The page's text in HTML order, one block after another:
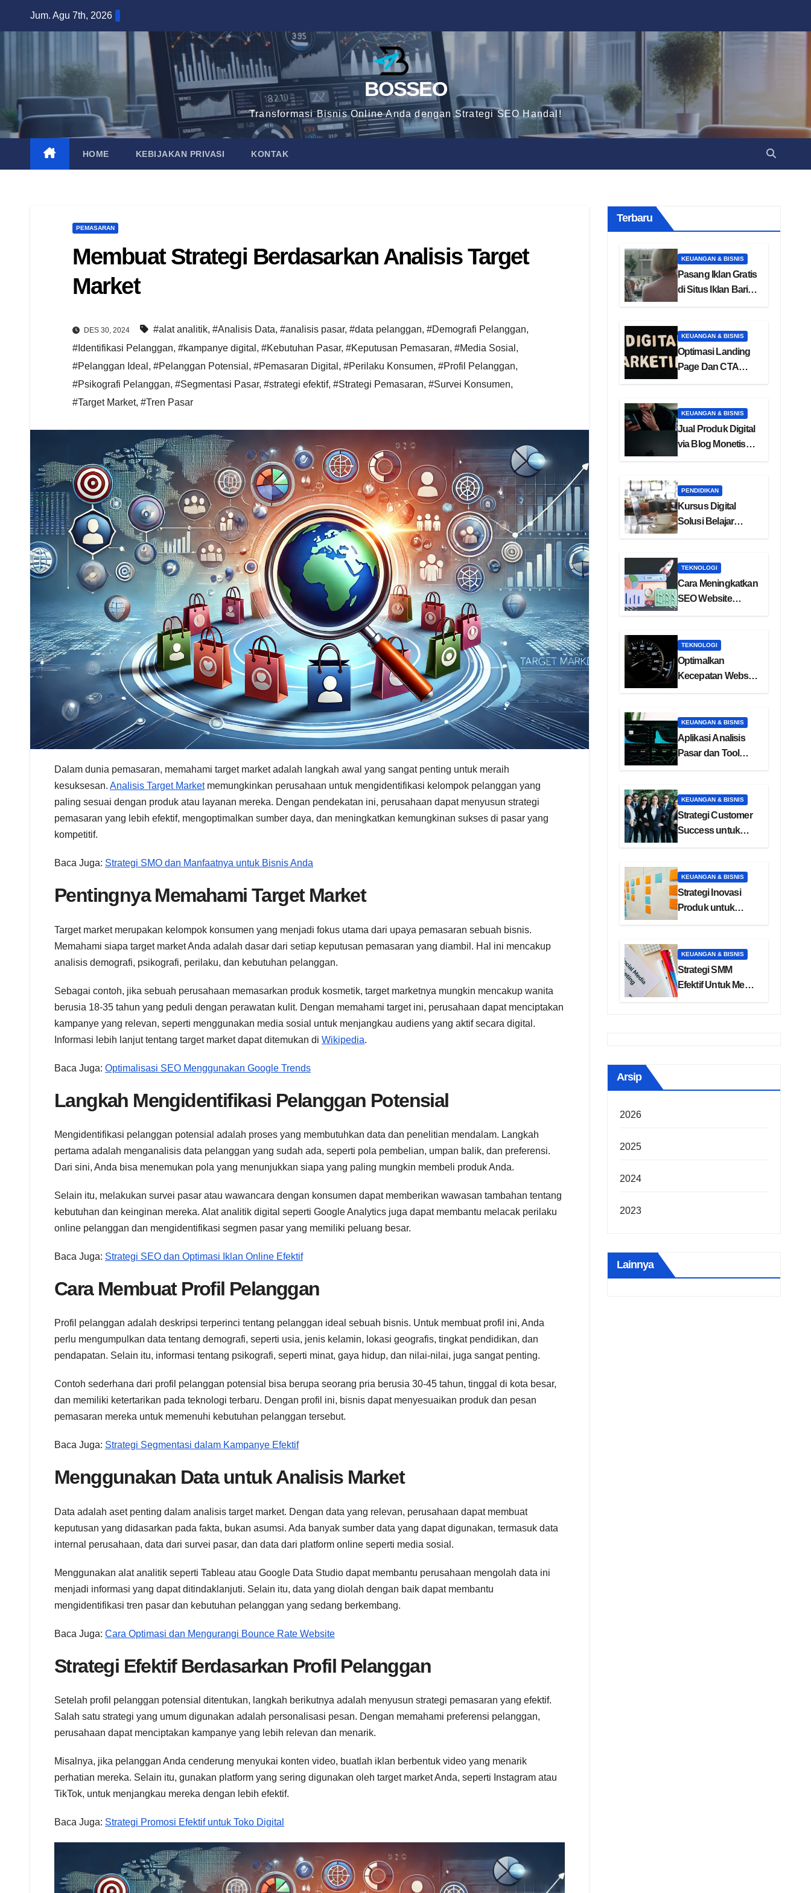
Jum. Agu 7th, 2026
BOSSEO
Transformasi Bisnis Online Anda dengan Strategi SEO Handal!
HOME KEBIJAKAN PRIVASI KONTAK
PEMASARAN
Membuat Strategi Berdasarkan Analisis Target
Market
DES 30, 2024 #alat analitik, #Analisis Data, #analisis pasar, #data pelanggan, #Demografi Pelanggan,
#Identifikasi Pelanggan, #kampanye digital , #Kebutuhan Pasar, #Keputusan Pemasaran, #Media Sosial ,
#Pelanggan Ideal , #Pelanggan Potensial , #Pemasaran Digital , #Perilaku Konsumen, #Profil Pelanggan,
#Psikografi Pelanggan, #Segmentasi Pasar, #strategi efektif, #Strategi Pemasaran, #Survei Konsumen,
#Target Market, #Tren Pasar
Dalam dunia pemasaran, memahami target market adalah langkah awal yang sangat penting untuk meraih
kesuksesan. Analisis Target Marketmemungkinkan perusahaan untuk mengidentifikasi kelompok pelanggan yang
paling sesuai dengan produk atau layanan mereka. Dengan pendekatan ini, perusahaan dapat menyusun strategi
pemasaran yang lebih efektif, mengoptimalkan sumber daya, dan meningkatkan kemungkinan sukses di pasar yang
kompetitif.
Baca Juga: Strategi SMO dan Manfaatnya untuk Bisnis Anda
Pentingnya Memahami Target Market
Target market merupakan kelompok konsumen yang menjadi fokus utama dari upaya pemasaran sebuah bisnis.
Memahami siapa target market Anda adalah dasar dari setiap keputusan pemasaran yang diambil. Hal ini mencakup
analisis demografi, psikografi, perilaku, dan kebutuhan pelanggan.
Sebagai contoh, jika sebuah perusahaan memasarkan produk kosmetik, target marketnya mungkin mencakup wanita
berusia 18-35 tahun yang peduli dengan perawatan kulit. Dengan memahami target ini, perusahaan dapat menciptakan
kampanye yang relevan, seperti menggunakan media sosial untuk menjangkau audiens yang aktif secara digital.
Informasi lebih lanjut tentang target market dapat ditemukan di Wikipedia.
Baca Juga: Optimalisasi SEO Menggunakan Google Trends
Langkah Mengidentifikasi Pelanggan Potensial
Mengidentifikasi pelanggan potensial adalah proses yang membutuhkan data dan penelitian mendalam. Langkah
pertama adalah menganalisis data pelanggan yang sudah ada, seperti pola pembelian, umpan balik, dan preferensi.
Dari sini, Anda bisa menemukan pola yang menunjukkan siapa yang paling mungkin membeli produk Anda.
Selain itu, melakukan survei pasar atau wawancara dengan konsumen dapat memberikan wawasan tambahan tentang
kebutuhan dan keinginan mereka. Alat analitik digital seperti Google Analytics juga dapat membantu melacak perilaku
online pelanggan dan mengidentifikasi segmen pasar yang memiliki peluang besar.
Baca Juga: Strategi SEO dan Optimasi Iklan Online Efektif
Cara Membuat Profil Pelanggan
Profil pelanggan adalah deskripsi terperinci tentang pelanggan ideal sebuah bisnis. Untuk membuat profil ini, Anda
perlu mengumpulkan data tentang demografi, seperti usia, jenis kelamin, lokasi geografis, tingkat pendidikan, dan
pendapatan. Selain itu, informasi tentang psikografi, seperti minat, gaya hidup, dan nilai-nilai, juga sangat penting.
Contoh sederhana dari profil pelanggan potensial bisa berupa seorang pria berusia 30-45 tahun, tinggal di kota besar,
dan memiliki ketertarikan pada teknologi terbaru. Dengan profil ini, bisnis dapat menyesuaikan produk dan pesan
pemasaran mereka untuk memenuhi kebutuhan pelanggan tersebut.
Baca Juga: Strategi Segmentasi dalam Kampanye Efektif
Menggunakan Data untuk Analisis Market
Data adalah aset penting dalam analisis target market. Dengan data yang relevan, perusahaan dapat membuat
keputusan yang didasarkan pada fakta, bukan asumsi. Ada banyak sumber data yang dapat digunakan, termasuk data
internal perusahaan, data dari survei pasar, dan data dari platform online seperti media sosial.
Menggunakan alat analitik seperti Tableau atau Google Data Studio dapat membantu perusahaan mengolah data ini
menjadi informasi yang dapat ditindaklanjuti. Selain itu, data yang diolah dengan baik dapat membantu
mengidentifikasi tren pasar dan kebutuhan pelanggan yang sedang berkembang.
Baca Juga: Cara Optimasi dan Mengurangi Bounce Rate Website
Strategi Efektif Berdasarkan Profil Pelanggan
Setelah profil pelanggan potensial ditentukan, langkah berikutnya adalah menyusun strategi pemasaran yang efektif.
Salah satu strategi yang umum digunakan adalah personalisasi pesan. Dengan memahami preferensi pelanggan,
perusahaan dapat menciptakan kampanye yang lebih relevan dan menarik.
Misalnya, jika pelanggan Anda cenderung menyukai konten video, buatlah iklan berbentuk video yang menarik
perhatian mereka. Selain itu, gunakan platform yang sering digunakan oleh target market Anda, seperti Instagram atau
TikTok, untuk menjangkau mereka dengan lebih efektif.
Baca Juga: Strategi Promosi Efektif untuk Toko Digital
Terbaru
KEUANGAN & BISNIS
Pasang Iklan Gratis
di Situs Iklan Baris
Online
KEUANGAN & BISNIS
Optimasi Landing
Page Dan CTA
Efektif Untuk
KEUANGAN & BISNIS
Jual Produk Digital
via Blog Monetisasi
Ebook
PENDIDIKAN
Kursus Digital
Solusi Belajar
Online Masa Kini
TEKNOLOGI
Cara Meningkatkan
SEO Website
dengan Backlink
TEKNOLOGI
Optimalkan
Kecepatan Website
dengan Core Web
KEUANGAN & BISNIS
Aplikasi Analisis
Pasar dan Tool
Riset Kompetitor
KEUANGAN & BISNIS
Strategi Customer
Success untuk
Manajemen
KEUANGAN & BISNIS
Strategi Inovasi
Produk untuk
Pengembangan
KEUANGAN & BISNIS
Strategi SMM
Efektif Untuk Media
Sosial Anda
Arsip
2026
2025
2024
2023
Lainnya